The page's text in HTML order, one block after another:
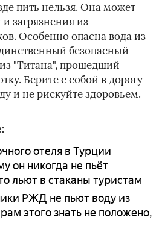
пить нельзя. Она может
загрязнения из
Особенно опасна вода из
безопасный
"Титана", прошедший
Берите с собой в дорогу
и не рискуйте здоровьем.
отеля в Турции
он никогда не пьёт
льют в стаканы туристам
РЖД не пьют воду из
этого знать не положено,